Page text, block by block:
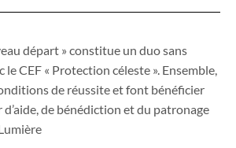
départ » constitue un duo sans
le CEF « Protection céleste ». Ensemble,
de réussite et font bénéficier
de bénédiction et du patronage